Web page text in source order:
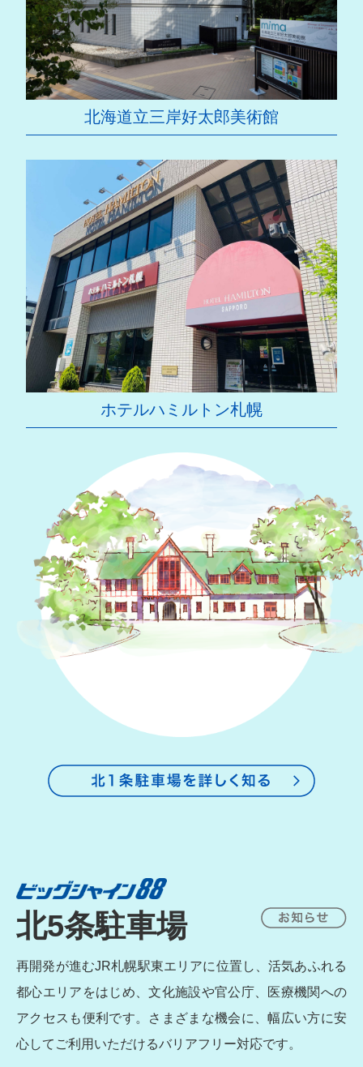
北海道立三岸好太郎美術館
ホテルハミルトン札幌
北5条駐車場
再開発が進むJR札幌駅東エリアに位置し、活気あふれる
都心エリアをはじめ、文化施設や官公庁、医療機関への
アクセスも便利です。さまざまな機会に、幅広い方に安
心してご利用いただけるバリアフリー対応です。